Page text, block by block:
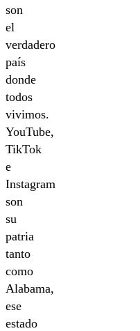
son
el
verdadero
país
donde
todos
vivimos.
YouTube,
TikTok
e
Instagram
son
su
patria
tanto
como
Alabama,
ese
estado